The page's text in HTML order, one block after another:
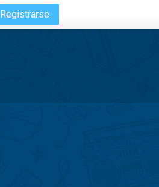
Registrarse